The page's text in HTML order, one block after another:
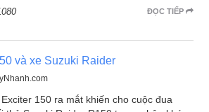
ĐỌC TIẾP
và xe Suzuki Raider
150 ra mắt khiến cho cuộc đua